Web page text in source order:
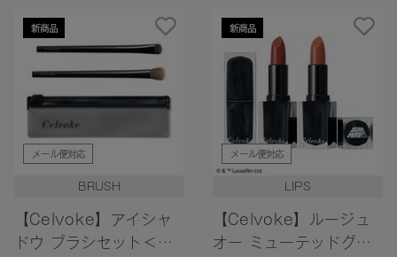
新商品
メール便対応
BRUSH
【Celvoke】アイシャ
ドウ ブラシセット＜
新商品
メール便対応
LIPS
【Celvoke】ルージュ
オー ミューテッドグロ